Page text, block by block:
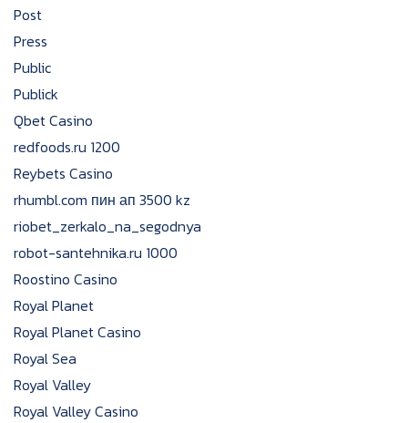
Post
Press
Public
Publick
Qbet Casino
redfoods.ru 1200
Reybets Casino
rhumbl.com пин ап 3500 kz
riobet_zerkalo_na_segodnya
robot-santehnika.ru 1000
Roostino Casino
Royal Planet
Royal Planet Casino
Royal Sea
Royal Valley
Royal Valley Casino